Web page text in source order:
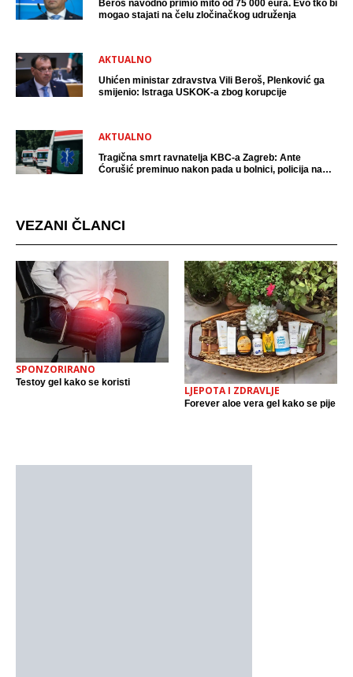
Beroš navodno primio mito od 75 000 eura. Evo tko bi
mogao stajati na čelu zločinačkog udruženja
AKTUALNO
Uhićen ministar zdravstva Vili Beroš, Plenković ga
smijenio: Istraga USKOK-a zbog korupcije
AKTUALNO
Tragična smrt ravnatelja KBC-a Zagreb: Ante
Ćorušić preminuo nakon pada u bolnici, policija na
VEZANI ČLANCI
SPONZORIRANO
Testoy gel kako se koristi
LJEPOTA I ZDRAVLJE
Forever aloe vera gel kako se pije